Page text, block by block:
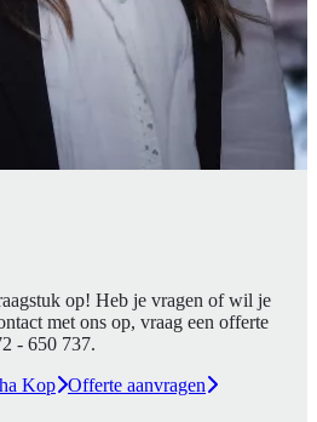
op! Heb je vragen of wil je
met ons op, vraag een offerte
- 650 737.
Kop Offerte aanvragen